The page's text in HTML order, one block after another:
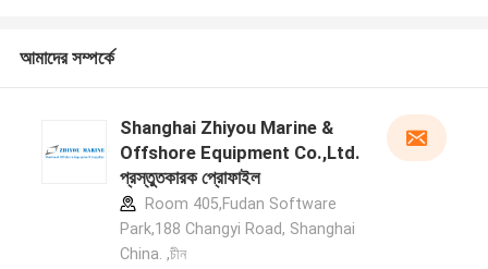
আমাদের সম্পর্কে
Shanghai Zhiyou Marine &
Offshore Equipment Co.,Ltd.
প্রস্তুতকারক প্রোফাইল
Room 405,Fudan Software
Park,188 Changyi Road, Shanghai
China. ,চীন